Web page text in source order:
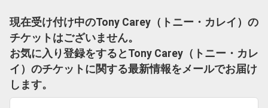
現在受け付け中のTony Carey（トニー・カレイ）の
チケットはございません。
お気に入り登録をするとTony Carey（トニー・カレ
イ）のチケットに関する最新情報をメールでお届け
します。